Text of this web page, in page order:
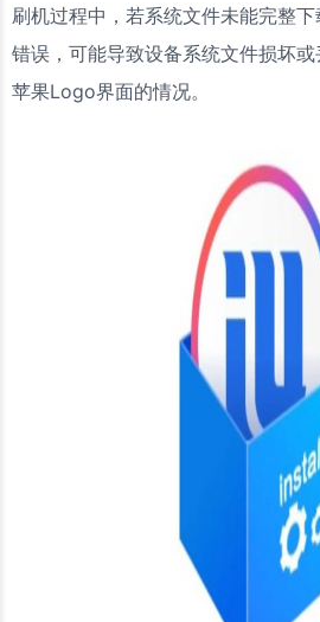
刷机过程中，若系统文件未能完整
错误，可能导致设备系统文件损坏
苹果Logo界面的情况。